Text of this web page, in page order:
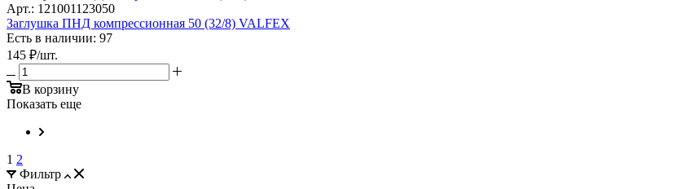
Арт.: 121001123050
Заглушка ПНД компрессионная 50 (32/8) VALFEX
Есть в наличии: 97
145 ₽/шт.
В корзину
Показать еще
1 2
Фильтр